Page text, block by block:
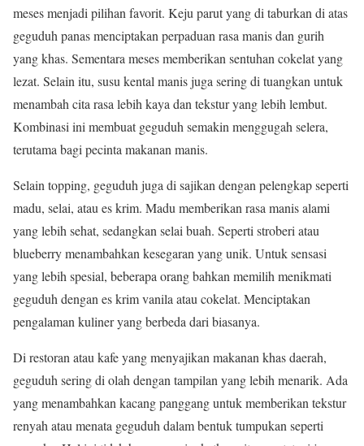
meses menjadi pilihan favorit. Keju parut yang di taburkan di atas
geguduh panas menciptakan perpaduan rasa manis dan gurih
yang khas. Sementara meses memberikan sentuhan cokelat yang
lezat. Selain itu, susu kental manis juga sering di tuangkan untuk
menambah cita rasa lebih kaya dan tekstur yang lebih lembut.
Kombinasi ini membuat geguduh semakin menggugah selera,
terutama bagi pecinta makanan manis.
Selain topping, geguduh juga di sajikan dengan pelengkap seperti
madu, selai, atau es krim. Madu memberikan rasa manis alami
yang lebih sehat, sedangkan selai buah. Seperti stroberi atau
blueberry menambahkan kesegaran yang unik. Untuk sensasi
yang lebih spesial, beberapa orang bahkan memilih menikmati
geguduh dengan es krim vanila atau cokelat. Menciptakan
pengalaman kuliner yang berbeda dari biasanya.
Di restoran atau kafe yang menyajikan makanan khas daerah,
geguduh sering di olah dengan tampilan yang lebih menarik. Ada
yang menambahkan kacang panggang untuk memberikan tekstur
renyah atau menata geguduh dalam bentuk tumpukan seperti